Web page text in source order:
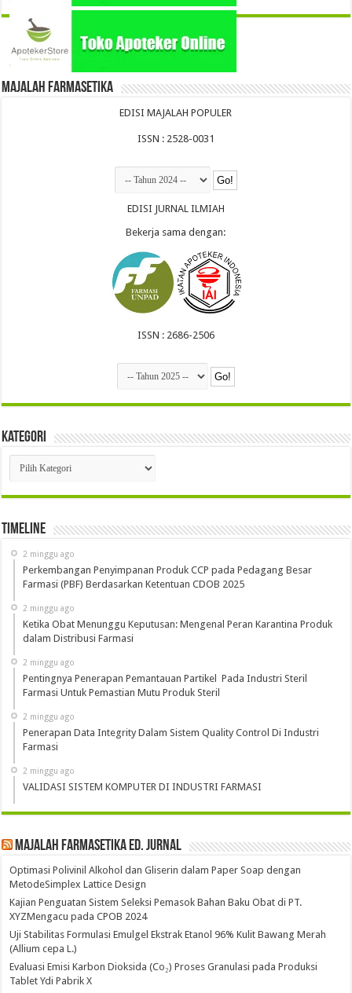
Majalah Farmasetika
EDISI MAJALAH POPULER
ISSN : 2528-0031
EDISI JURNAL ILMIAH
Bekerja sama dengan:
ISSN : 2686-2506
Kategori
Kategori
Timeline
2 minggu ago
Perkembangan Penyimpanan Produk CCP pada Pedagang Besar
Farmasi (PBF) Berdasarkan Ketentuan CDOB 2025
2 minggu ago
Ketika Obat Menunggu Keputusan: Mengenal Peran Karantina Produk
dalam Distribusi Farmasi
2 minggu ago
Pentingnya Penerapan Pemantauan Partikel Pada Industri Steril
Farmasi Untuk Pemastian Mutu Produk Steril
2 minggu ago
Penerapan Data Integrity Dalam Sistem Quality Control Di Industri
Farmasi
2 minggu ago
VALIDASI SISTEM KOMPUTER DI INDUSTRI FARMASI
Majalah Farmasetika Ed. Jurnal
Optimasi Polivinil Alkohol dan Gliserin dalam Paper Soap dengan
MetodeSimplex Lattice Design
Kajian Penguatan Sistem Seleksi Pemasok Bahan Baku Obat di PT.
XYZMengacu pada CPOB 2024
Uji Stabilitas Formulasi Emulgel Ekstrak Etanol 96% Kulit Bawang Merah
(Allium cepa L.)
Evaluasi Emisi Karbon Dioksida (Co₂) Proses Granulasi pada Produksi
Tablet Ydi Pabrik X